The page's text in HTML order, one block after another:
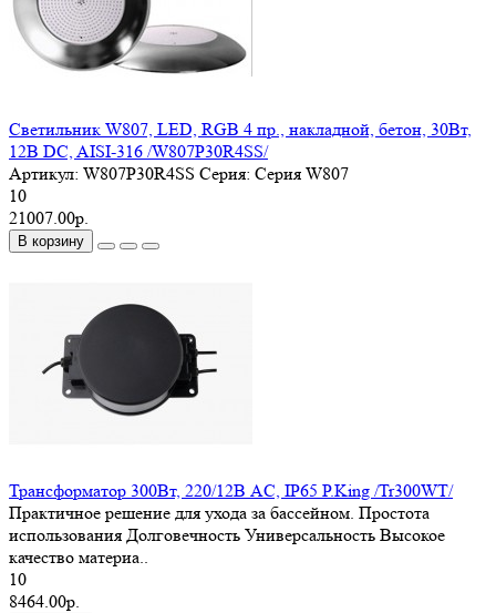
Светильник W807, LED, RGB 4 пр., накладной, бетон, 30Вт,
12В DC, AISI-316 /W807P30R4SS/
Артикул: W807P30R4SS Серия: Серия W807
10
21007.00р.
В корзину
Трансформатор 300Вт, 220/12В AC, IP65 P.King /Tr300WT/
Практичное решение для ухода за бассейном. Простота
использования Долговечность Универсальность Высокое
качество материа..
10
8464.00р.